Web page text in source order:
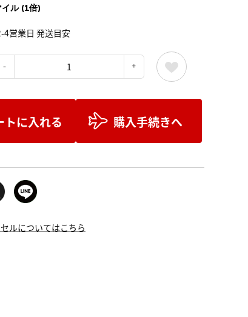
ル (1倍)
4営業日 発送目安
トに入れる 購入手続きへ
ルについてはこちら